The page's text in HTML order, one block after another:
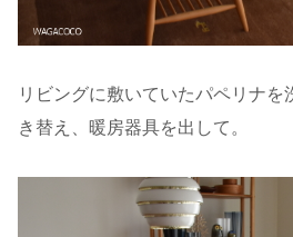
リビングに敷いていたパペリナを
き替え、暖房器具を出して。